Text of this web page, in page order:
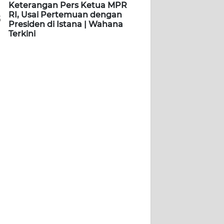
Keterangan Pers Ketua MPR
RI, Usai Pertemuan dengan
Presiden di Istana | Wahana
Terkini